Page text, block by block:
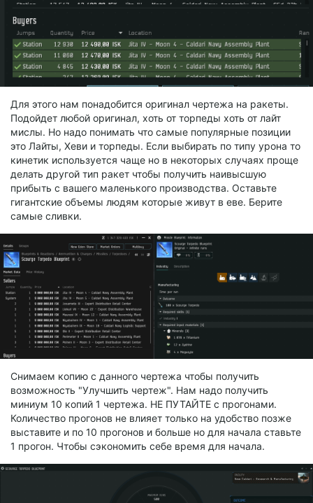
Для этого нам понадобится оригинал чертежа на ракеты.
Подойдет любой оригинал, хоть от торпеды хоть от лайт
мислы. Но надо понимать что самые популярные позиции
это Лайты, Хеви и торпеды. Если выбирать по типу урона то
кинетик используется чаще но в некоторых случаях проще
делать другой тип ракет чтобы получить наивысшую
прибыть с вашего маленького производства. Оставьте
гигантские объемы людям которые живут в еве. Берите
самые сливки.
Снимаем копию с данного чертежа чтобы получить
возможность "Улучшить чертеж". Нам надо получить
миниум 10 копий 1 чертежа. НЕ ПУТАЙТЕ с прогонами.
Количество прогонов не влияет только на удобство позже
выставите и по 10 прогонов и больше но для начала ставьте
1 прогон. Чтобы сэкономить себе время для начала.